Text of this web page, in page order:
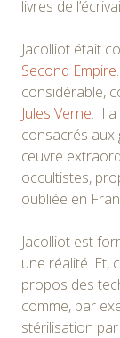
livres de
Jacolliot était
Second Empire
considérable,
Jules Verne. Il
consacrés aux
œuvre
occultistes,
oubliée en
Jacolliot est
une réalité. Et,
propos des
comme, par
stérilisation